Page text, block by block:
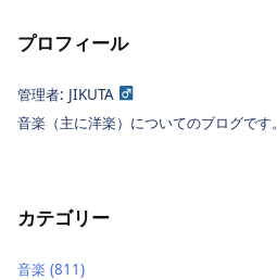
プロフィール
管理者: JIKUTA
音楽（主に洋楽）についてのブログです。
カテゴリー
音楽 (811)